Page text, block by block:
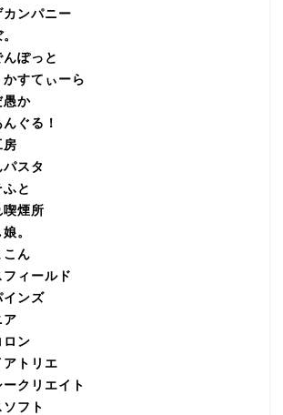
カンパニー
ぽっと
かすてぃーら
愚か
ぐる！
房
スタ
と
喫煙所
。
こん
フィールド
インズ
ア
ロン
アトリエ
クリエイト
フト